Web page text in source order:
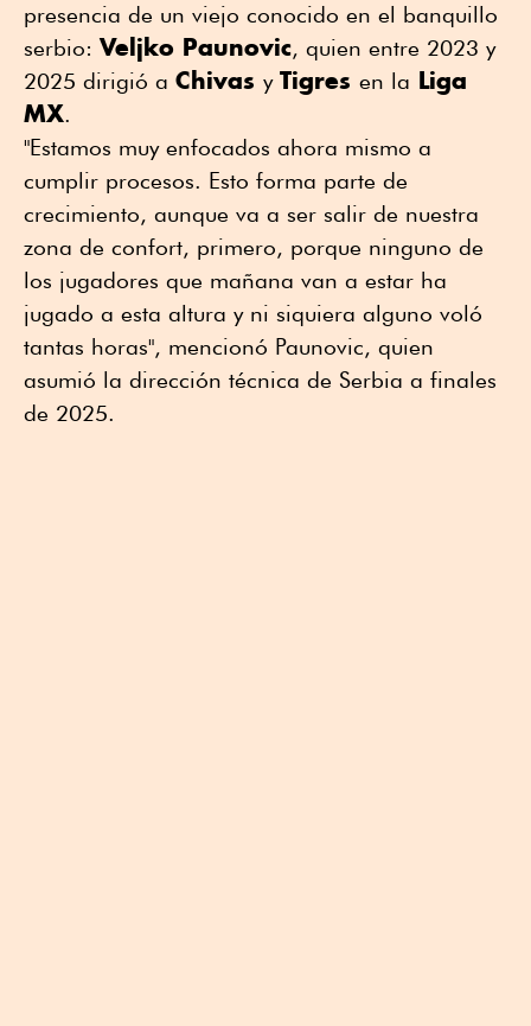
presencia de un viejo conocido en el banquillo
serbio:Veljko Paunovic, quien entre 2023 y
2025 dirigió a Chivas y Tigres en la Liga
MX.
"Estamos muy enfocados ahora mismo a
cumplir procesos. Esto forma parte de
crecimiento, aunque va a ser salir de nuestra
zona de confort, primero, porque ninguno de
los jugadores que mañana van a estar ha
jugado a esta altura y ni siquiera alguno voló
tantas horas", mencionó Paunovic, quien
asumió la dirección técnica de Serbia a finales
de 2025.